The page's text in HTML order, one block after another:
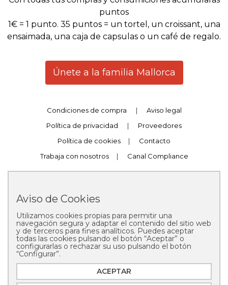
puntos
1€ = 1 punto. 35 puntos = un tortel, un croissant, una
ensaimada, una caja de capsulas o un café de regalo.
Únete a la familia Mallorca
Condiciones de compra |
Aviso legal
Política de privacidad
|
Proveedores
Política de cookies
|
Contacto
Trabaja con nosotros
| Canal Compliance
Copyright © 2025 Pastelería Mallorca
Aviso de Cookies
Utilizamos cookies propias para permitir una
navegación segura y adaptar el contenido del sitio web
y de terceros para fines analíticos. Puedes aceptar
todas las cookies pulsando el botón “Aceptar” o
configurarlas o rechazar su uso pulsando el botón
“Configurar”.
ACEPTAR